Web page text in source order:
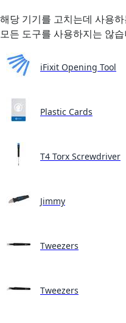
해당 기기를 고치는데 사용
모든 도구를 사용하지는 않
iFixit Opening Tool
Plastic Cards
T4 Torx Screwdriver
Jimmy
Tweezers
Tweezers